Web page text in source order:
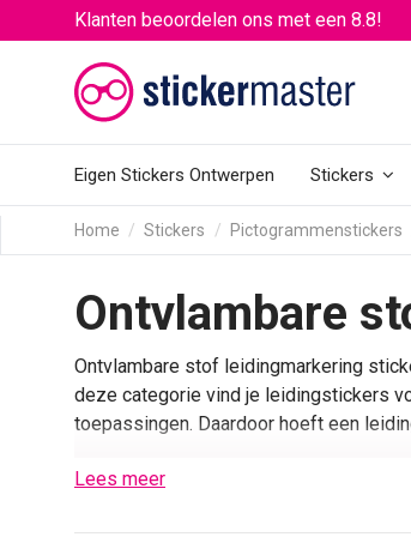
Klanten beoordelen ons met een 8.8!
Eigen Stickers Ontwerpen Stickers
Home Stickers Pictogrammenstickers
Ontvlambare
Ontvlambare stof leidingmarkering
deze categorie vind je leidingstickers
toepassingen. Daardoor hoeft een
Deze subcategorie valt binnen de
Lees meer